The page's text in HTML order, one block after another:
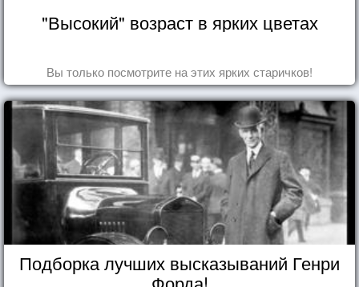
"Высокий" возраст в ярких цветах
Вы только посмотрите на этих ярких старичков!
Подборка лучших высказываний Генри